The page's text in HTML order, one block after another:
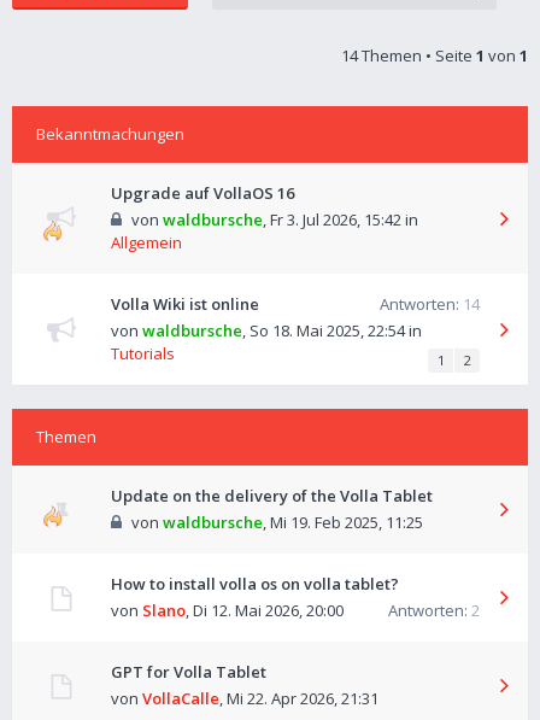
14 Themen • Seite 1 von 1
Bekanntmachungen
Upgrade auf VollaOS 16
von waldbursche,Fr 3. Jul 2026, 15:42in
Allgemein
Volla Wiki ist online Antworten: 14
von waldbursche, So 18. Mai 2025, 22:54in
Tutorials
1 2
Themen
Update on the delivery of the Volla Tablet
von waldbursche,Mi 19. Feb 2025, 11:25
How to install volla os on volla tablet?
Antworten: 2
von Slano,Di 12. Mai 2026, 20:00
GPT for Volla Tablet
von VollaCalle,Mi 22. Apr 2026, 21:31